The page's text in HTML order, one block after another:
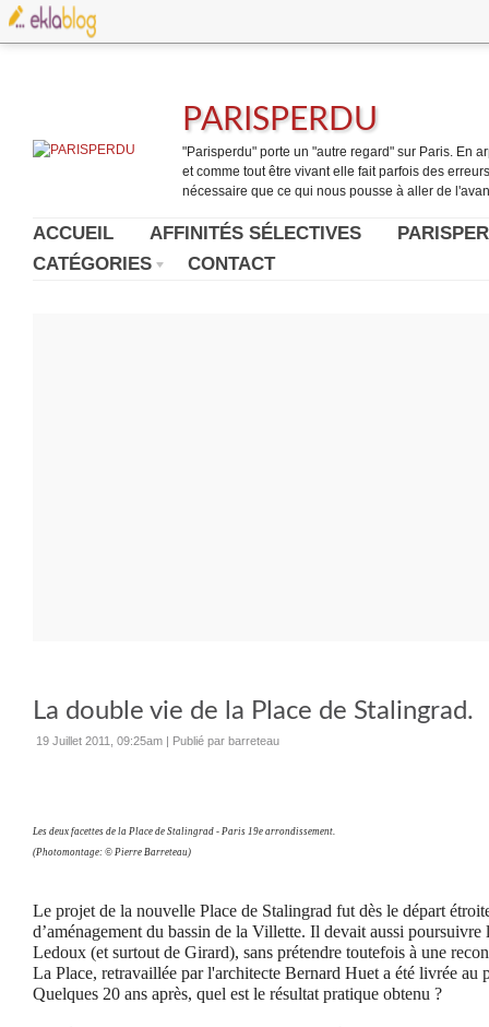
PARISPERDU
"Parisperdu" porte un "autre regard" sur Paris. En
et comme tout être vivant elle fait parfois des
nécessaire que ce qui nous pousse à aller de
ACCUEIL AFFINITÉS SÉLECTIVES
CATÉGORIES
CONTACT
La double vie de la Place de Stalingrad.
19 Juillet 2011, 09:25am | Publié par barreteau
Les deux facettes de la Place de Stalingrad - Paris 19e arrondissement.
(Photomontage: © Pierre Barreteau)
Le projet de la nouvelle Place de Stalingrad fut dès le départ
d’aménagement du bassin de la Villette. Il devait aussi
Ledoux (et surtout de Girard), sans prétendre toutefois à une
La Place, retravaillée par l'architecte Bernard Huet a été livrée au
Quelques 20 ans après, quel est le résultat pratique obtenu ?